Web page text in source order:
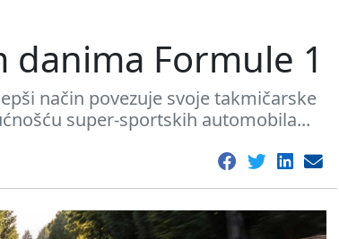
danima Formule 1
način povezuje svoje takmičarske
super-sportskih automobila...